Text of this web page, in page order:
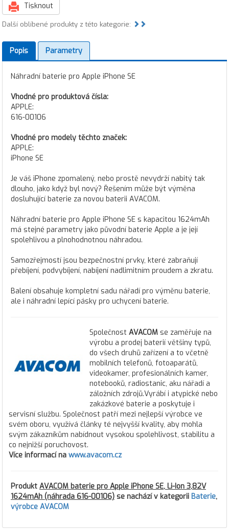
Tisknout
Další oblíbené produkty z této kategorie:
Popis Parametry
Náhradní baterie pro Apple iPhone SE
Vhodné pro produktová čísla:
APPLE:
616-00106
Vhodné pro modely těchto značek:
APPLE:
iPhone SE
Je váš iPhone zpomalený, nebo prostě nevydrží nabitý tak
dlouho, jako když byl nový? Řešením může být výměna
dosluhující baterie za novou baterii AVACOM.
Náhradní baterie pro Apple iPhone SE s kapacitou 1624mAh
má stejné parametry jako původní baterie Apple a je její
spolehlivou a plnohodnotnou náhradou.
Samozřejmostí jsou bezpečnostní prvky, které zabraňují
přebíjení, podvybíjení, nabíjení nadlimitním proudem a zkratu.
Balení obsahuje kompletní sadu nářadí pro výměnu baterie,
ale i náhradní lepící pásky pro uchycení baterie.
Společnost AVACOM se zaměřuje na
výrobu a prodej baterií většiny typů,
do všech druhů zařízení a to včetně
mobilních telefonů, fotoaparátů,
videokamer, profesionálních kamer,
notebooků, radiostanic, aku nářadí a
záložních zdrojů.Vyrábí i atypické nebo
zakázkové baterie a poskytuje i
servisní službu. Společnost patří mezi nejlepší výrobce ve
svém oboru, využívá články té nejvyšší kvality, aby mohla
svým zákazníkům nabídnout vysokou spolehlivost, stabilitu a
co nejnižší poruchovost.
Více informací na www.avacom.cz
Produkt AVACOM baterie pro Apple iPhone SE, Li-Ion 3,82V
1624mAh (náhrada 616-00106) se nachází v kategorii Baterie,
výrobce AVACOM